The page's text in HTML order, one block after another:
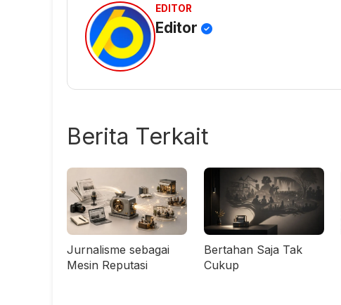
EDITOR
Editor
Berita Terkait
Jurnalisme sebagai
Mesin Reputasi
Bertahan Saja Tak
Cukup